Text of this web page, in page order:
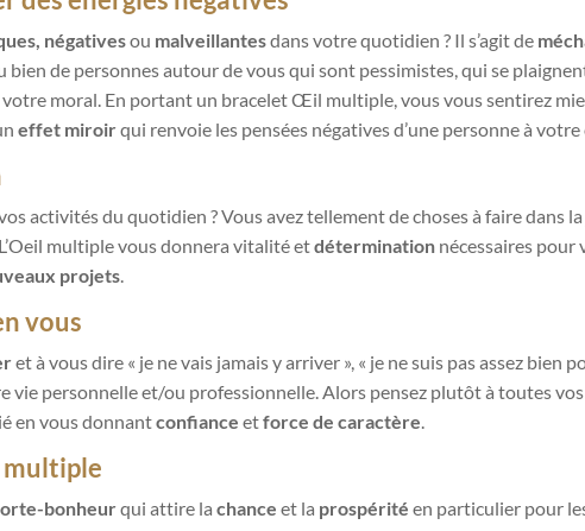
négativesou malveillantesdans votre quotidien ? Il s’agit de
bien de personnes autour de vous qui sont pessimistes, qui se
moral. En portant un bracelet Œil multiple, vous vous sentirez
effet miroirqui renvoie les pensées négatives d’une personne à votre
activités du quotidien ? Vous avez tellement de choses à faire dans
multiple vous donnera vitalité etdéterminationnécessaires pour
projets.
vous
et à vous dire « je ne vais jamais y arriver », « je ne suis pas assez bien
vie personnelle et/ou professionnelle. Alors pensez plutôt à toutes vos
en vous donnantconfiance etforce de caractère.
multiple
bonheurqui attire la chance et la prospérité en particulier pour